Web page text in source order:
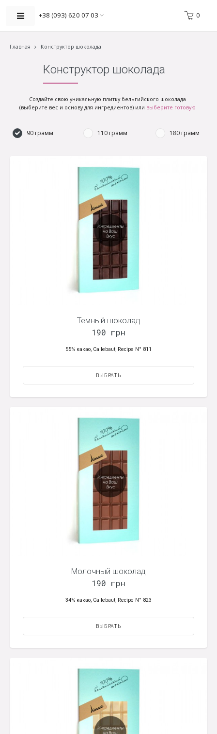
+38 (093) 620 07 03 0
Главная Конструктор шоколада
Конструктор шоколада
Создайте свою уникальную плитку бельгийского шоколада
(выберите вес и основу для ингредиентов) или выберите готовую
90 грамм 110 грамм 180 грамм
Темный шоколад
190 грн
55% какао, Callebaut, Recipe N° 811
ВЫБРАТЬ
Молочный шоколад
190 грн
34% какао, Callebaut, Recipe N° 823
ВЫБРАТЬ